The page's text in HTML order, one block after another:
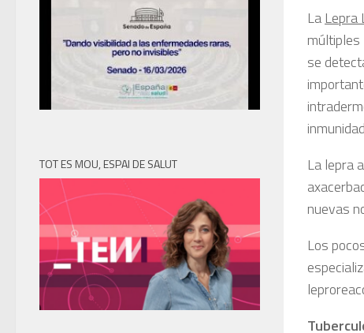
La Lepra
múltiples
se
La lepra
nuevas
Los
TOT ES MOU, ESPAI DE SALUT